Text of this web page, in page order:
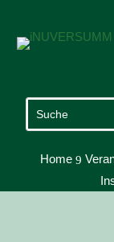
Home 9